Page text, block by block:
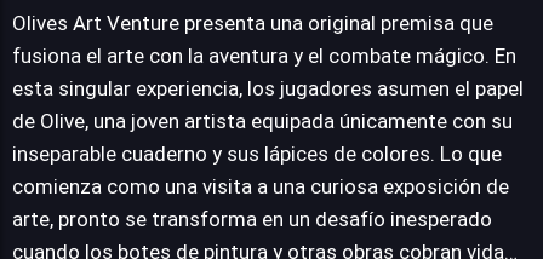
JUEGALO AHORA
Olives Art Venture presenta una original premisa que
fusiona el arte con la aventura y el combate mágico. En
esta singular experiencia, los jugadores asumen el papel
de Olive, una joven artista equipada únicamente con su
inseparable cuaderno y sus lápices de colores. Lo que
comienza como una visita a una curiosa exposición de
arte, pronto se transforma en un desafío inesperado
cuando los botes de pintura y otras obras cobran vida